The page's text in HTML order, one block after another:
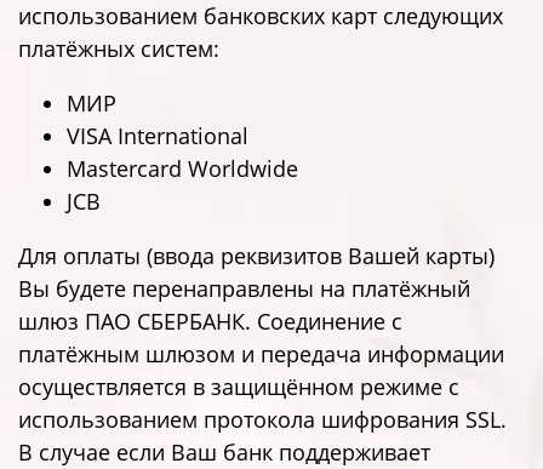
использованием банковских карт следующих
платёжных систем:
МИР
VISA International
Mastercard Worldwide
JCB
Для оплаты (ввода реквизитов Вашей карты)
Вы будете перенаправлены на платёжный
шлюз ПАО СБЕРБАНК. Соединение с
платёжным шлюзом и передача информации
осуществляется в защищённом режиме с
использованием протокола шифрования SSL.
В случае если Ваш банк поддерживает